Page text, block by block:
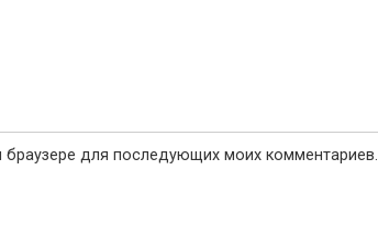
для последующих моих комментариев.